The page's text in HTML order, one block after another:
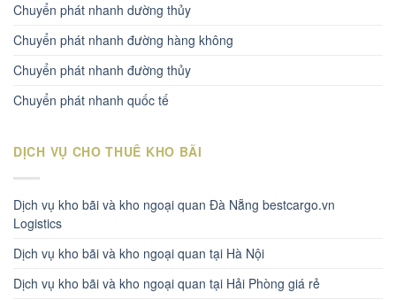
Chuyển phát nhanh dường thủy
Chuyển phát nhanh đường hàng không
Chuyển phát nhanh đường thủy
Chuyển phát nhanh quốc tế
DỊCH VỤ CHO THUÊ KHO BÃI
Dịch vụ kho bãi và kho ngoại quan Đà Nẵng bestcargo.vn
Logistics
Dịch vụ kho bãi và kho ngoại quan tại Hà Nội
Dịch vụ kho bãi và kho ngoại quan tại Hải Phòng giá rẻ